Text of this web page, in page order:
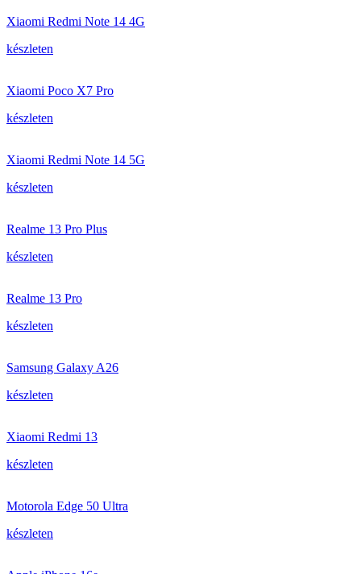
Xiaomi Redmi Note 14 4G
készleten
Xiaomi Poco X7 Pro
készleten
Xiaomi Redmi Note 14 5G
készleten
Realme 13 Pro Plus
készleten
Realme 13 Pro
készleten
Samsung Galaxy A26
készleten
Xiaomi Redmi 13
készleten
Motorola Edge 50 Ultra
készleten